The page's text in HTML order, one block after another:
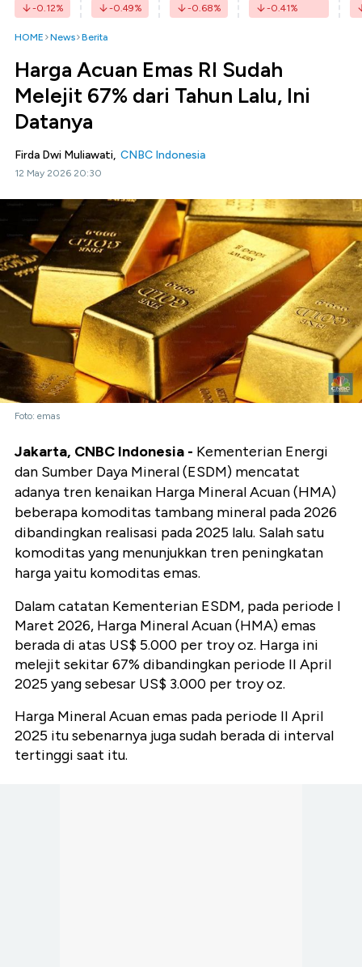
-0.12% -0.49% -0.68% -0.41%
HOME News Berita
Harga Acuan Emas RI Sudah
Melejit 67% dari Tahun Lalu, Ini
Datanya
Firda Dwi Muliawati, CNBC Indonesia
12 May 2026 20:30
Foto: emas
Jakarta, CNBC Indonesia - Kementerian Energi
dan Sumber Daya Mineral (ESDM) mencatat
adanya tren kenaikan Harga Mineral Acuan (HMA)
beberapa komoditas tambang mineral pada 2026
dibandingkan realisasi pada 2025 lalu. Salah satu
komoditas yang menunjukkan tren peningkatan
harga yaitu komoditas emas.
Dalam catatan Kementerian ESDM, pada periode I
Maret 2026, Harga Mineral Acuan (HMA) emas
berada di atas US$ 5.000 per troy oz. Harga ini
melejit sekitar 67% dibandingkan periode II April
2025 yang sebesar US$ 3.000 per troy oz.
Harga Mineral Acuan emas pada periode II April
2025 itu sebenarnya juga sudah berada di interval
tertinggi saat itu.